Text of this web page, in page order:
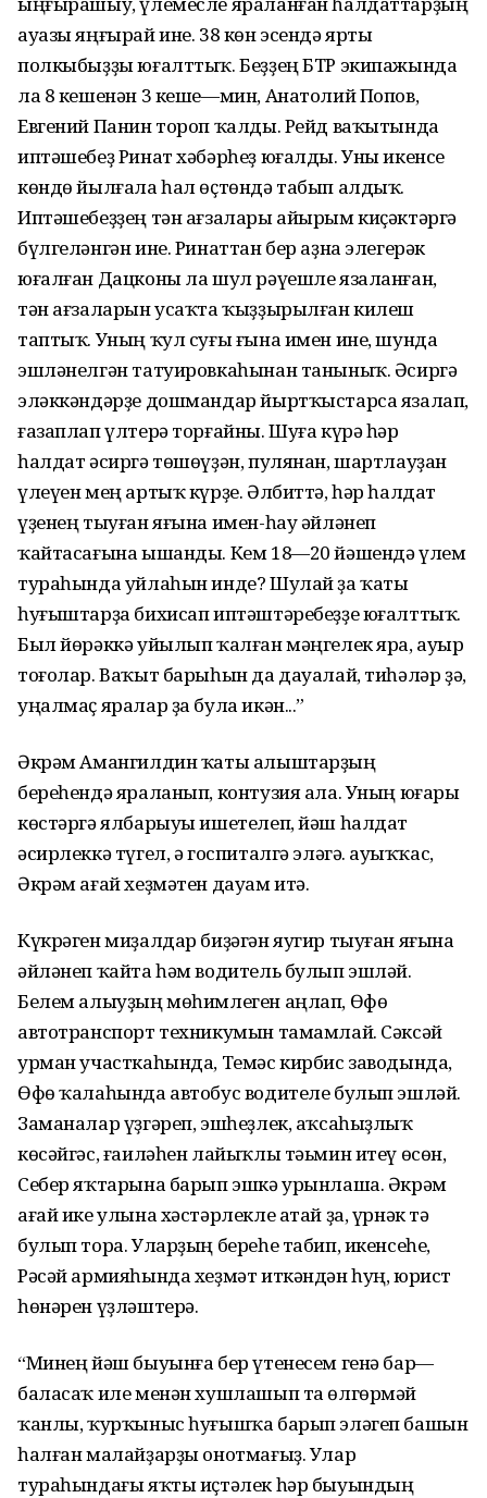
ауазы яңғырай ине. 38 көн эсендә ярты
полкыбыҙҙы юғалттыҡ. Беҙҙең БТР экипажында
ла 8 кешенән 3 кеше—мин, Анатолий Попов,
Евгений Панин тороп ҡалды. Рейд ваҡытында
иптәшебеҙ Ринат хәбәрһеҙ юғалды. Уны икенсе
көндө йылғала һал өҫтөндә табып алдыҡ.
Иптәшебеҙҙең тән ағзалары айырым киҫәктәргә
бүлгеләнгән ине. Ринаттан бер аҙна элегерәк
юғалған Дацконы ла шул рәүешле язаланған,
тән ағзаларын усаҡта ҡыҙҙырылған килеш
таптыҡ. Уның ҡул суғы ғына имен ине, шунда
эшләнелгән татуировкаһынан таныныҡ. Әсиргә
эләккәндәрҙе дошмандар йыртҡыстарса язалап,
ғазаплап үлтерә торғайны. Шуға күрә һәр
һалдат әсиргә төшөүҙән, пулянан, шартлауҙан
үлеүен мең артыҡ күрҙе. Әлбиттә, һәр һалдат
үҙенең тыуған яғына имен-һау әйләнеп
ҡайтасағына ышанды. Кем 18—20 йәшендә үлем
тураһында уйлаһын инде? Шулай ҙа ҡаты
һуғыштарҙа бихисап иптәштәребеҙҙе юғалттыҡ.
Был йөрәккә уйылып ҡалған мәңгелек яра, ауыр
тоғолар. Ваҡыт барыһын да дауалай, тиһәләр ҙә,
уңалмаҫ яралар ҙа була икән...”
Әкрәм Амангилдин ҡаты алыштарҙың
береһендә яраланып, контузия ала. Уның юғары
көстәргә ялбарыуы ишетелеп, йәш һалдат
әсирлеккә түгел, ә госпиталгә эләгә. Һауыҡҡас,
Әкрәм ағай хеҙмәтен дауам итә.
Күкрәген миҙалдар биҙәгән яугир тыуған яғына
әйләнеп ҡайта һәм водитель булып эшләй.
Белем алыуҙың мөһимлеген аңлап, Өфө
автотранспорт техникумын тамамлай. Сәксәй
урман участкаһында, Темәс кирбис заводында,
Өфө ҡалаһында автобус водителе булып эшләй.
Заманалар үҙгәреп, эшһеҙлек, аҡсаһыҙлыҡ
көсәйгәс, ғаиләһен лайыҡлы тәьмин итеү өсөн,
Себер яҡтарына барып эшкә урынлаша. Әкрәм
ағай ике улына хәстәрлекле атай ҙа, үрнәк тә
булып тора. Уларҙың береһе табип, икенсеһе,
Рәсәй армияһында хеҙмәт иткәндән һуң, юрист
һөнәрен үҙләштерә.
“Минең йәш быуынға бер үтенесем генә бар—
баласаҡ иле менән хушлашып та өлгөрмәй
ҡанлы, ҡурҡыныс һуғышҡа барып эләгеп башын
һалған малайҙарҙы онотмағыҙ. Улар
тураһындағы яҡты иҫтәлек һәр быуындың